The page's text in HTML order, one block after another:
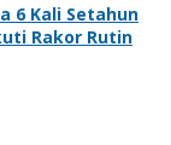
6 Kali Setahun
Rakor Rutin